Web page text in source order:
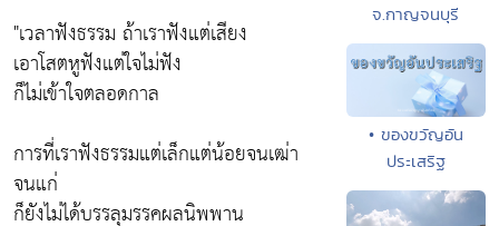
"เวลาฟังธรรม ถ้าเราฟังแต่เสียง
เอาโสตหูฟังแต่ใจไม่ฟัง
ก็ไม่เข้าใจตลอดกาล
การที่เราฟังธรรมแต่เล็กแต่น้อยจนเฒ่า
จนแก่
ก็ยังไม่ได้บรรลุมรรคผลนิพพาน
จ.กาญจนบุรี
• ของขวัญอัน
ประเสริฐ